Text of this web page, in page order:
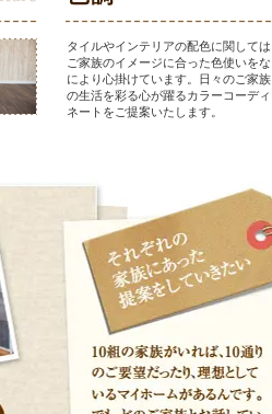
タイルやインテリアの配色に関しては
ご家族のイメージに合った色使いをな
により心掛けています。日々のご家族
の生活を彩る心が躍るカラーコーディ
ネートをご提案いたします。